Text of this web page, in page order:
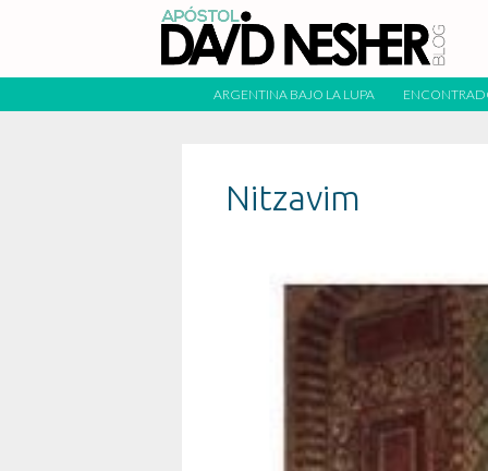
ARGENTINA BAJO LA LUPA
Nitzavim